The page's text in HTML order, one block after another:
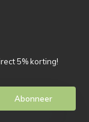
5% korting!
Abonneer